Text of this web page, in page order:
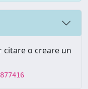
citare o creare un